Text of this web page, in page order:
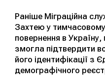
Раніше Міграційна
Захтею у
повернення в
змогла підтвердити
його ідентифікації з
демографічного